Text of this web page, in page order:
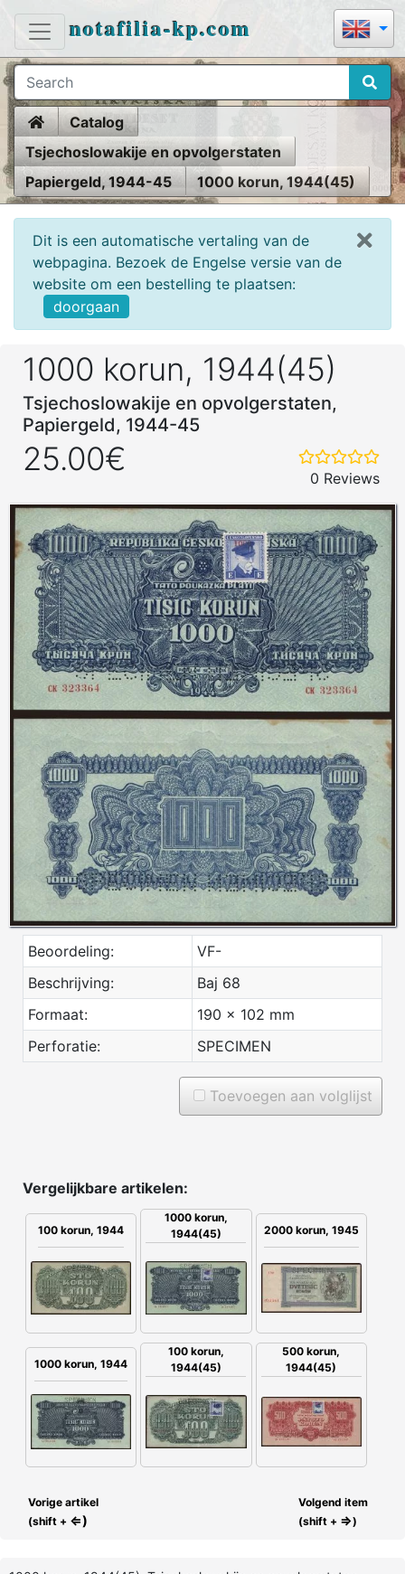
notafilia-kp.com
HomeCatalog
Tsjechoslowakije en opvolgerstaten
Papiergeld, 1944-45
1000 korun, 1944(45)
Dit is een automatische vertaling van de
webpagina. Bezoek de Engelse versie van de
website om een bestelling te plaatsen:
doorgaan
1000 korun, 1944(45)
Tsjechoslowakije en opvolgerstaten,
Papiergeld, 1944-45
25.00€
0 Reviews
Beoordeling:
VF-
Beschrijving:
Baj 68
Formaat:
190 x 102 mm
Perforatie:
SPECIMEN
Toevoegen aan volglijst
Vergelijkbare artikelen:
100 korun, 1944
1000 korun,
1944(45)
2000 korun, 1945
1000 korun, 1944
100 korun,
1944(45)
500 korun,
1944(45)
Vorige artikel
(shift + ⇐)
Volgend item
(shift + ⇒)